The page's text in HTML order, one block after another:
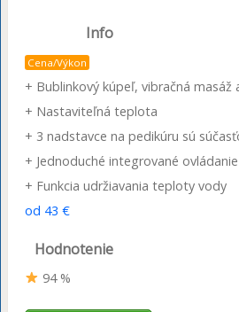
Info
Cena/Výkon
+ Bublinkový kúpeľ, vibračná masáž
+ Nastaviteľná teplota
+ 3 nadstavce na pedikúru sú
+ Jednoduché integrované ovládanie
+ Funkcia udržiavania teploty vody
od 43 €
Hodnotenie
94 %